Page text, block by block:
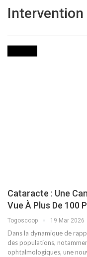
Cataracte : Une
Vue À Plus De 100
Togoscoop 19 Mar 2026
Dans la dynamique de
des populations,
ophtalmologiques, une